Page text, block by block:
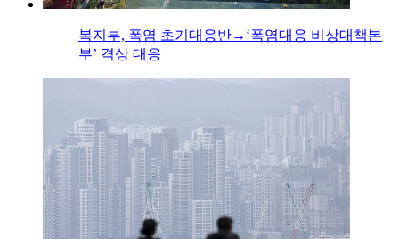
복지부, 폭염 초기대응반→‘폭염대응 비상대책본
부’ 격상 대응